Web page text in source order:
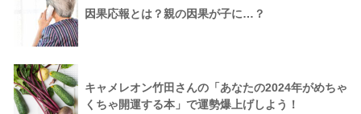
因果応報とは？親の因果が子に…？
キャメレオン竹田さんの「あなたの2024年がめちゃ
くちゃ開運する本」で運勢爆上げしよう！